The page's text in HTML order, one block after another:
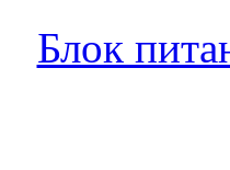
Блок